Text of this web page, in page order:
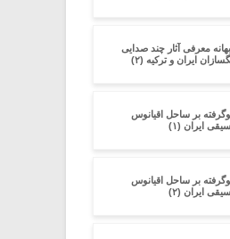
معرفی آثار چند صدایی
ایران و ترکیه (۲)
بر ساحل اقیانوس
ایران (۱)
بر ساحل اقیانوس
ایران (۲)